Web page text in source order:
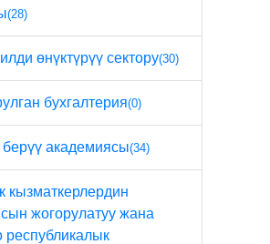
(28)
өнүктүрүү сектору(30)
бухгалтерия(0)
академиясы(34)
кызматкерлердин
жогорулатуу жана
республикалык